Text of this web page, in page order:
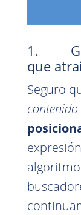
1.
que
Seguro